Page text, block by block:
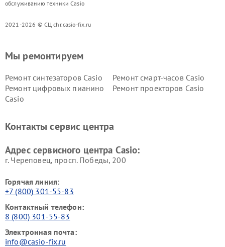
обслуживанию техники Casio
2021-2026 © СЦ chr.casio-fix.ru
Мы ремонтируем
Ремонт синтезаторов Casio
Ремонт смарт-часов Casio
Ремонт цифровых пианино
Casio
Ремонт проекторов Casio
Контакты сервис центра
Адрес сервисного центра Casio:
г. Череповец, просп. Победы, 200
Горячая линия:
+7 (800) 301-55-83
Контактный телефон:
8 (800) 301-55-83
Электронная почта:
info@casio-fix.ru